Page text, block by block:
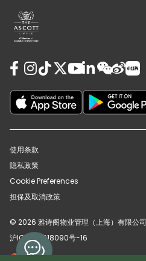
使用条款
隐私政策
Cookie Preferences
担保及取消政策
© 2026 雅诗阁物业管理（上海）有限公司
沪ICP备12018090号-16
沪公网安备31010102008391号